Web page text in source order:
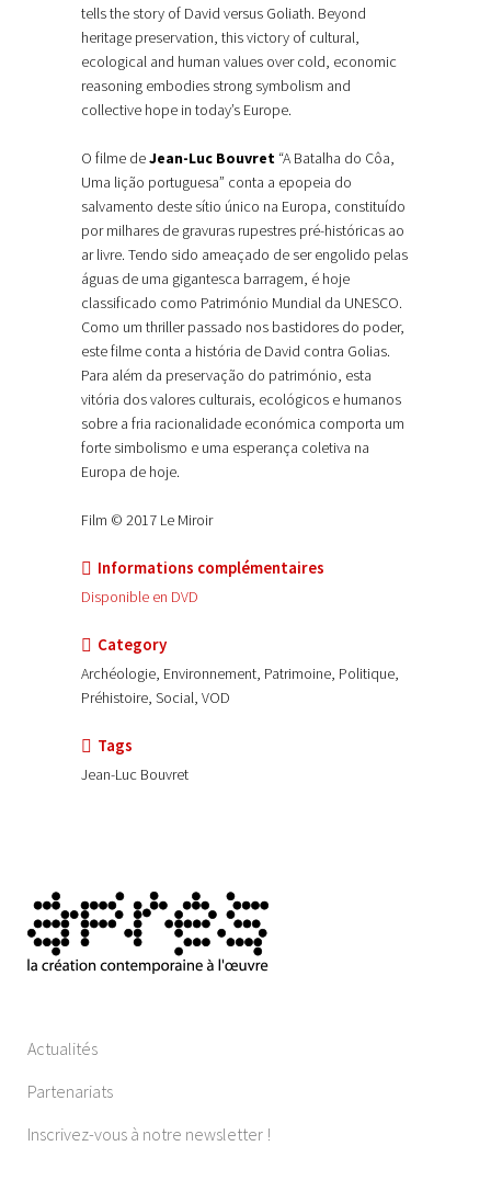
tells the story of David versus Goliath. Beyond
heritage preservation, this victory of cultural,
ecological and human values over cold, economic
reasoning embodies strong symbolism and
collective hope in today’s Europe.
O filme deJean-Luc Bouvret “A Batalha do Côa,
Uma lição portuguesa” conta a epopeia do
salvamento deste sítio único na Europa, constituído
por milhares de gravuras rupestres pré-históricas ao
ar livre. Tendo sido ameaçado de ser engolido pelas
águas de uma gigantesca barragem, é hoje
classificado como Património Mundial da UNESCO.
Como um thriller passado nos bastidores do poder,
este filme conta a história de David contra Golias.
Para além da preservação do património, esta
vitória dos valores culturais, ecológicos e humanos
sobre a fria racionalidade económica comporta um
forte simbolismo e uma esperança coletiva na
Europa de hoje.
Film © 2017 Le Miroir
Informations complémentaires
Disponible en DVD
Category
Archéologie, Environnement, Patrimoine, Politique,
Préhistoire, Social, VOD
Tags
Jean-Luc Bouvret
Actualités
Partenariats
Inscrivez-vous à notre newsletter !